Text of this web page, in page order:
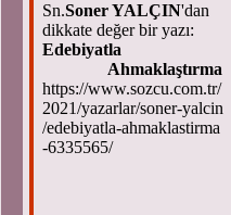
Sn.Soner YALÇIN'dan
dikkate değer bir yazı:
Edebiyatla
Ahmaklaştırma
https://www.sozcu.com.tr/
2021/yazarlar/soner-yalcin
/edebiyatla-ahmaklastirma
-6335565/